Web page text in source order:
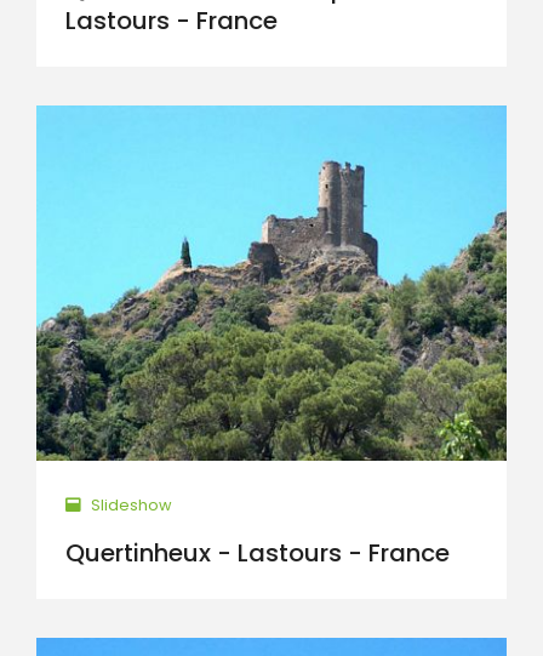
Lastours - France
Slideshow
Quertinheux - Lastours - France